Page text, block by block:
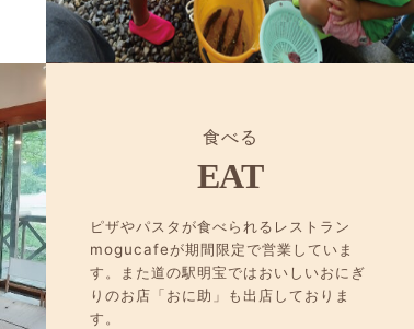
食べる
EAT
ピザやパスタが食べられるレストラン
mogucafeが期間限定で営業していま
す。また道の駅明宝ではおいしいおにぎ
りのお店「おに助」も出店しておりま
す。